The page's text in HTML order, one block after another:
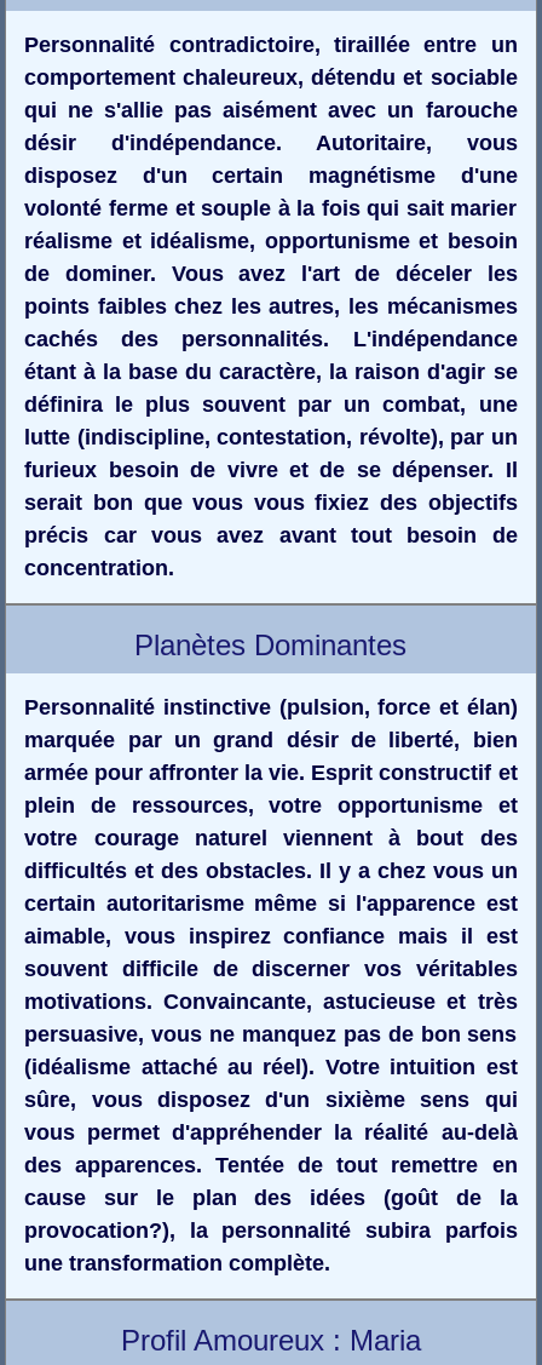
Personnalité contradictoire, tiraillée entre un
comportement chaleureux, détendu et sociable
qui ne s'allie pas aisément avec un farouche
désir d'indépendance. Autoritaire, vous
disposez d'un certain magnétisme d'une
volonté ferme et souple à la fois qui sait marier
réalisme et idéalisme, opportunisme et besoin
de dominer. Vous avez l'art de déceler les
points faibles chez les autres, les mécanismes
cachés des personnalités. L'indépendance
étant à la base du caractère, la raison d'agir se
définira le plus souvent par un combat, une
lutte (indiscipline, contestation, révolte), par un
furieux besoin de vivre et de se dépenser. Il
serait bon que vous vous fixiez des objectifs
précis car vous avez avant tout besoin de
concentration.
Planètes Dominantes
Personnalité instinctive (pulsion, force et élan)
marquée par un grand désir de liberté, bien
armée pour affronter la vie. Esprit constructif et
plein de ressources, votre opportunisme et
votre courage naturel viennent à bout des
difficultés et des obstacles. Il y a chez vous un
certain autoritarisme même si l'apparence est
aimable, vous inspirez confiance mais il est
souvent difficile de discerner vos véritables
motivations. Convaincante, astucieuse et très
persuasive, vous ne manquez pas de bon sens
(idéalisme attaché au réel). Votre intuition est
sûre, vous disposez d'un sixième sens qui
vous permet d'appréhender la réalité au-delà
des apparences. Tentée de tout remettre en
cause sur le plan des idées (goût de la
provocation?), la personnalité subira parfois
une transformation complète.
Profil Amoureux : Maria